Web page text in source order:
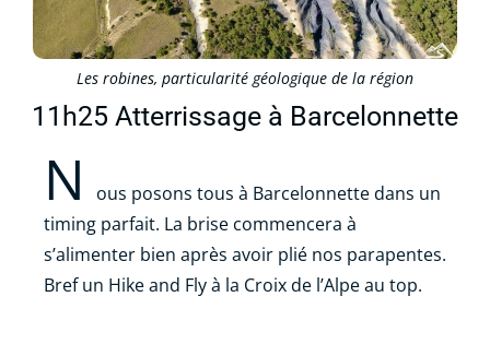
Les robines, particularité géologique de la région
11h25 Atterrissage à Barcelonnette
N
ous posons tous à Barcelonnette dans un
timing parfait. La brise commencera à
s’alimenter bien après avoir plié nos parapentes.
Bref un Hike and Fly à la Croix de l’Alpe au top.